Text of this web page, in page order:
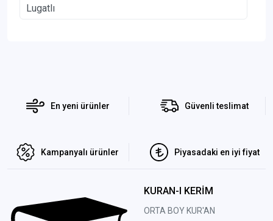
Lugatlı
En yeni ürünler Güvenli teslimat
Kampanyalı ürünler Piyasadaki en iyi fiyat
KURAN-I KERİM
ORTA BOY KUR'AN